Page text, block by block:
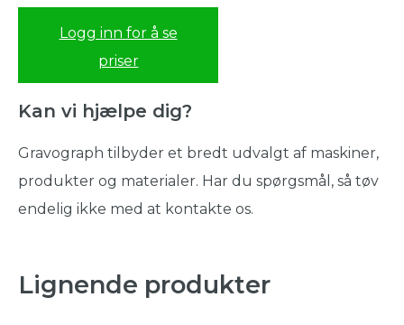
Logg inn for å se
priser
Kan vi hjælpe dig?
Gravograph tilbyder et bredt udvalgt af maskiner,
produkter og materialer. Har du spørgsmål, så tøv
endelig ikke med at kontakte os.
Lignende produkter